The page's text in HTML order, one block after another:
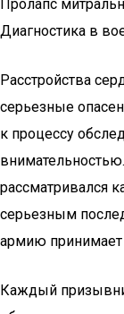
Пролапс
Диагностика в
Расстройства
серьезные
к процессу
рассматривался
серьезным
армию принимает
Каждый